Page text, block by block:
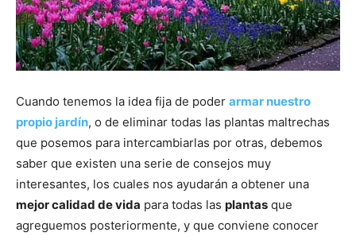
Cuando tenemos la idea fija de poder armar nuestro
propio jardín, o de eliminar todas las plantas maltrechas
que posemos para intercambiarlas por otras, debemos
saber que existen una serie de consejos muy
interesantes, los cuales nos ayudarán a obtener una
mejor calidad de vida para todas las plantas que
agreguemos posteriormente, y que conviene conocer